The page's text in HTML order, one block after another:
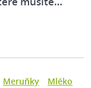
Meruňky
Mléko